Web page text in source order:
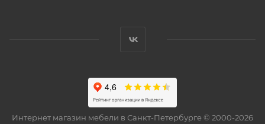
Интернет магазин мебели в Санкт-Петербурге © 2000-2026